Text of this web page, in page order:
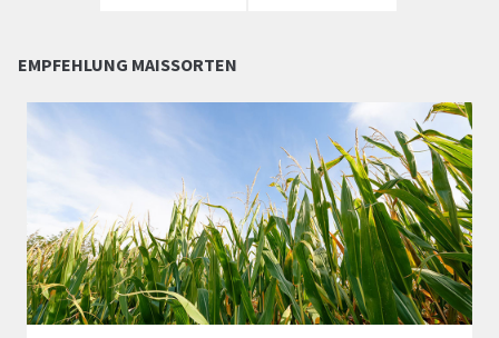
EMPFEHLUNG MAISSORTEN